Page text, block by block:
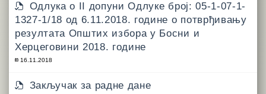
Одлукa о II допуни Одлуке број: 05-1-07-1-
1327-1/18 од 6.11.2018. године о потврђивању
резултата Општих избора у Босни и
Херцеговини 2018. године
16.11.2018
Закључак за радне дане